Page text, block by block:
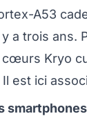
A53
a trois ans.
Kryo
est ici